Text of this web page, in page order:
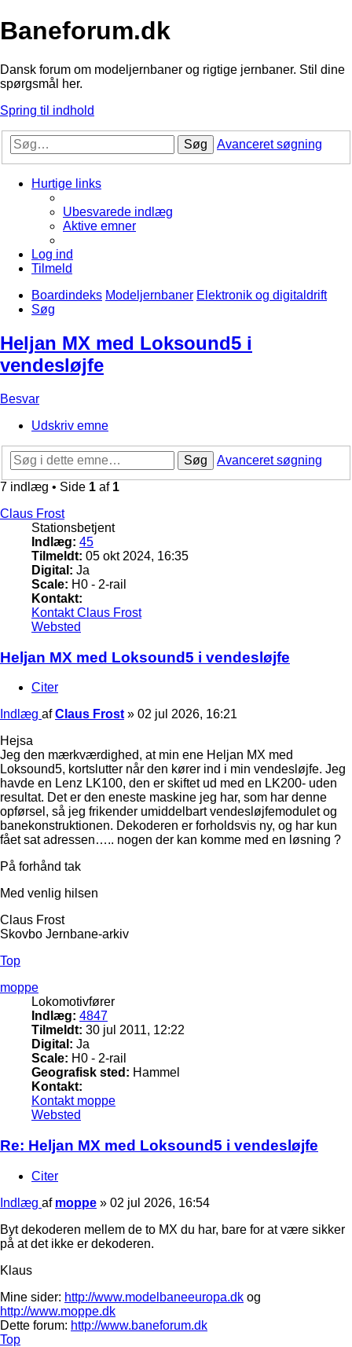
Baneforum.dk
Dansk forum om modeljernbaner og rigtige jernbaner. Stil dine
spørgsmål her.
Spring til indhold
Søg Avanceret søgning
Hurtige links
Ubesvarede indlæg
Aktive emner
Log ind
Tilmeld
Boardindeks Modeljernbaner Elektronik og digitaldrift
Søg
Heljan MX med Loksound5 i
vendesløjfe
Besvar
Udskriv emne
Søg
Avanceret søgning
7 indlæg • Side 1 af 1
Claus Frost
Stationsbetjent
Indlæg: 45
Tilmeldt: 05 okt 2024, 16:35
Digital: Ja
Scale: H0 - 2-rail
Kontakt:
Kontakt Claus Frost
Websted
Heljan MX med Loksound5 i vendesløjfe
Citer
Indlæg afClaus Frost » 02 jul 2026, 16:21
Hejsa
Jeg den mærkværdighed, at min ene Heljan MX med
Loksound5, kortslutter når den kører ind i min vendesløjfe. Jeg
havde en Lenz LK100, den er skiftet ud med en LK200- uden
resultat. Det er den eneste maskine jeg har, som har denne
opførsel, så jeg frikender umiddelbart vendesløjfemodulet og
banekonstruktionen. Dekoderen er forholdsvis ny, og har kun
fået sat adressen….. nogen der kan komme med en løsning ?
På forhånd tak
Med venlig hilsen
Claus Frost
Skovbo Jernbane-arkiv
Top
moppe
Lokomotivfører
Indlæg: 4847
Tilmeldt: 30 jul 2011, 12:22
Digital: Ja
Scale: H0 - 2-rail
Geografisk sted: Hammel
Kontakt:
Kontakt moppe
Websted
Re: Heljan MX med Loksound5 i vendesløjfe
Citer
Indlæg af moppe » 02 jul 2026, 16:54
Byt dekoderen mellem de to MX du har, bare for at være sikker
på at det ikke er dekoderen.
Klaus
Mine sider: http://www.modelbaneeuropa.dk og
http://www.moppe.dk
Dette forum: http://www.baneforum.dk
Top